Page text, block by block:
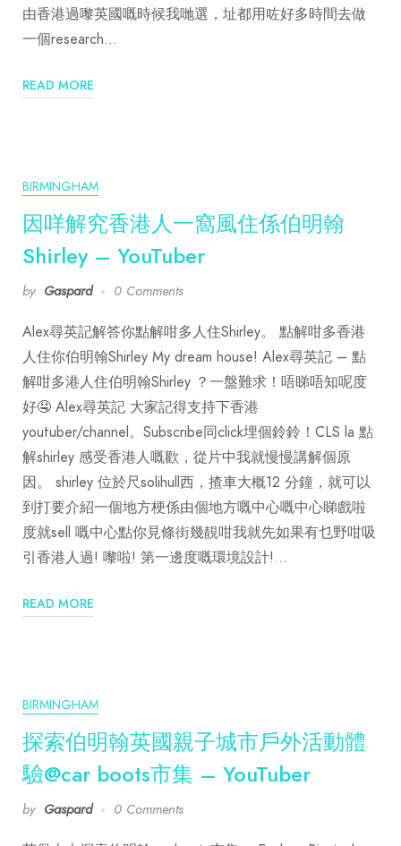
由香港過嚟英國嘅時候我哋選，址都用咗好多時間去做
一個research…
READ MORE
BIRMINGHAM
因咩解究香港人一窩風住係伯明翰
Shirley – YouTuber
by Gaspard 0 Comments
Alex尋英記解答你點解咁多人住Shirley。 點解咁多香港
人住你伯明翰Shirley My dream house! Alex尋英記 – 點
解咁多港人住伯明翰Shirley ？一盤難求！唔睇唔知呢度
好🤤 Alex尋英記 大家記得支持下香港
youtuber/channel。Subscribe同click埋個鈴鈴！CLS la 點
解shirley 感受香港人嘅歡，從片中我就慢慢講解個原
因。 shirley 位於尺solihull西，揸車大概12 分鐘，就可以
到打要介紹一個地方梗係由個地方嘅中心嘅中心睇戲啦
度就sell 嘅中心點你見條街幾靚咁我就先如果有乜野咁吸
引香港人過! 嚟啦! 第一邊度嘅環境設計!…
READ MORE
BIRMINGHAM
探索伯明翰英國親子城市戶外活動體
驗@car boots市集 – YouTuber
by Gaspard 0 Comments